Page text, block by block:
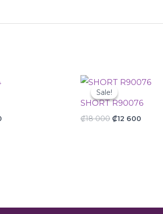
Sale!
Sale!
SHORT R90076
₡18 000
Original
was:
₡18
000.
₡12 600
₡12